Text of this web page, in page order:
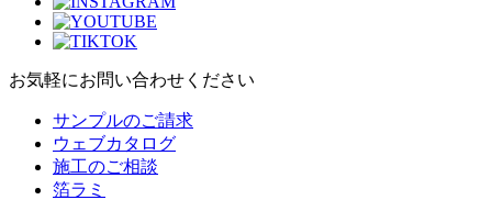
お気軽にお問い合わせください
サンプルのご請求
ウェブカタログ
施工のご相談
箔ラミ